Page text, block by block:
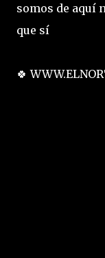
somos de aquí
que sí
🍀